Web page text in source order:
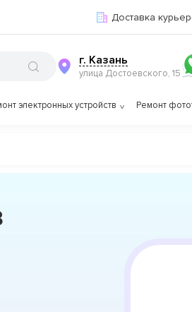
Доставка
г. Казань
улица Достоевского, 15
электронных устройств Ремонт